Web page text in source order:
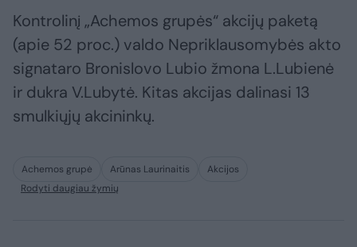
Kontrolinį „Achemos grupės“ akcijų paketą
(apie 52 proc.) valdo Nepriklausomybės akto
signataro Bronislovo Lubio žmona L.Lubienė
ir dukra V.Lubytė. Kitas akcijas dalinasi 13
smulkiųjų akcininkų.
Achemos grupė Arūnas Laurinaitis
Akcijos
Rodyti daugiau žymių